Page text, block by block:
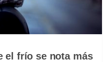
el frío se nota más